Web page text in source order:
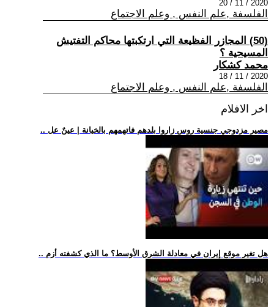
2020 / 11 / 20
الفلسفة ,علم النفس , وعلم الاجتماع
(50) المجازر الفظيعة التي ارتكبتها محاكم التفتيش
المسيحية ؟
محمد كشكار
2020 / 11 / 18
الفلسفة ,علم النفس , وعلم الاجتماع
اخر الافلام
.. مصير مزدوجي جنسية روس زاروا بلدهم فاتهمهم بالخيانة | عينٌ عل
.. هل تغير موقع إيران في معادلة الشرق الأوسط؟ ما الذي كشفته أزم